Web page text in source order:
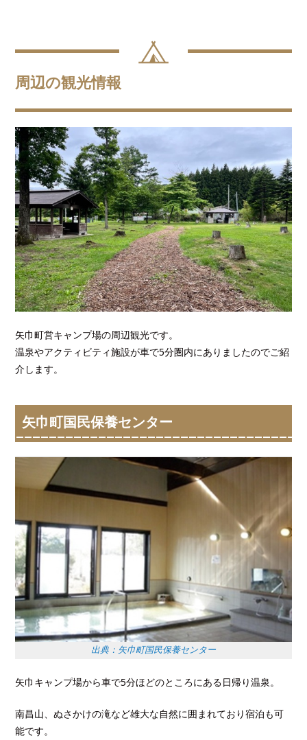
周辺の観光情報
矢巾町営キャンプ場の周辺観光です。
温泉やアクティビティ施設が車で5分圏内にありましたのでご紹
介します。
矢巾町国民保養センター
出典：矢巾町国民保養センター
矢巾キャンプ場から車で5分ほどのところにある日帰り温泉。
南昌山、ぬさかけの滝など雄大な自然に囲まれており宿泊も可
能です。